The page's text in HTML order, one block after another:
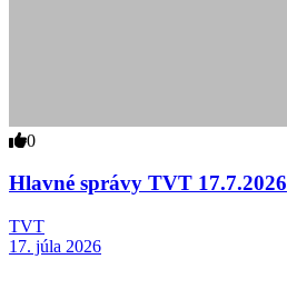
0
Hlavné správy TVT 17.7.2026
TVT
17. júla 2026